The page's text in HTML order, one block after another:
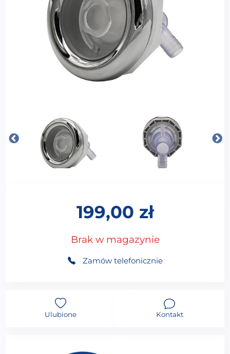
199,00 zł
Brak w magazynie
Zamów telefonicznie
Ulubione Kontakt